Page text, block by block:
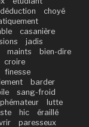
déduction
choyé
casanière
jadis
maints
bien-dire
croire
finesse
barder
sang-froid
lutte
hic
éraillé
paresseux